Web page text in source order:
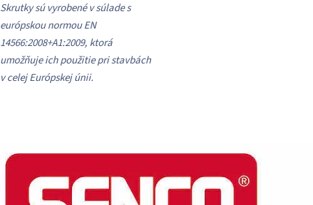
Skrutky sú vyrobené v súlade s
európskou normou EN
14566:2008+A1:2009, ktorá
umožňuje ich použitie pri stavbách
v celej Európskej únii.